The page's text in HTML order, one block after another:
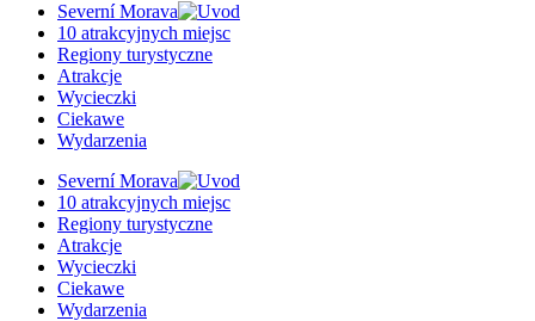
Severní Morava
10 atrakcyjnych miejsc
Regiony turystyczne
Atrakcje
Wycieczki
Ciekawe
Wydarzenia
Severní Morava
10 atrakcyjnych miejsc
Regiony turystyczne
Atrakcje
Wycieczki
Ciekawe
Wydarzenia